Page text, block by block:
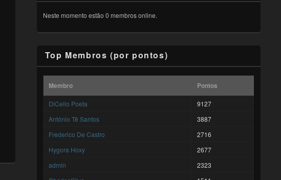
Neste momento estão 0 membros online.
Top Membros (por pontos)
Membro Pontos
DiCello Poeta
9127
António Tê Santos
3887
Frederico De Castro
2716
Hygora Hoxy
2677
admin
2323